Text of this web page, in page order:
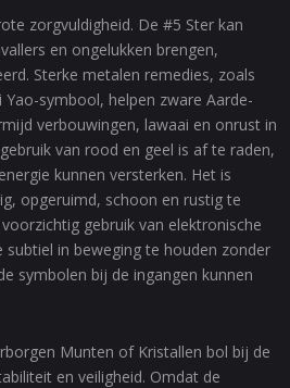
zorgvuldigheid. De #5 Ster kan
en ongelukken brengen,
Sterke metalen remedies, zoals
symbool, helpen zware Aarde-
verbouwingen, lawaai en onrust in
van rood en geel is af te raden,
kunnen versterken. Het is
opgeruimd, schoon en rustig te
gebruik van elektronische
subtiel in beweging te houden zonder
symbolen bij de ingangen kunnen
Munten of Kristallen bol bij de
en veiligheid. Omdat de